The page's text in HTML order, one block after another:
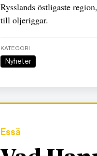
Rysslands östligaste
till oljeriggar.
KATEGORI
Nyheter
Essä